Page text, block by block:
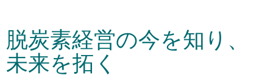
脱炭素経営の今を知り、
未来を拓く